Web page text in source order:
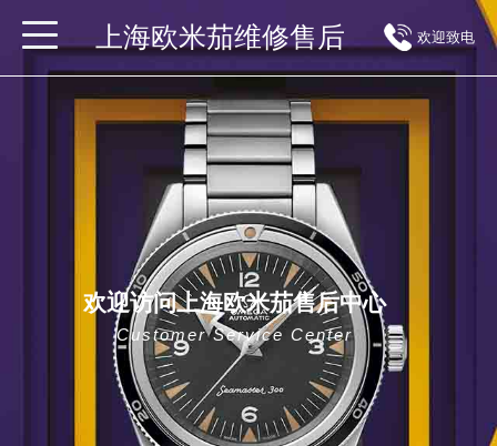
上海欧米茄维修售后 欢迎致电
欢迎访问上海欧米茄售后中心
Customer Service Center